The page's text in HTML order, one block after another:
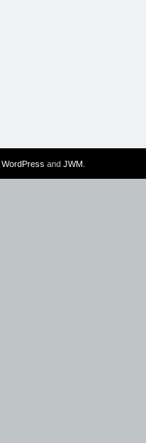
WordPress and JWM